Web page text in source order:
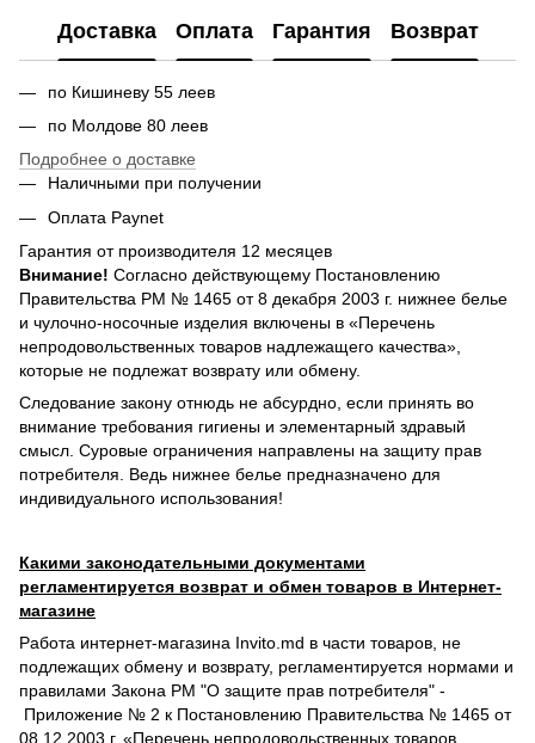
Доставка Оплата Гарантия Возврат
по Кишиневу 55 леев
по Молдове 80 леев
Подробнее о доставке
Наличными при получении
Оплата Paynet
Гарантия от производителя 12 месяцев
Внимание! Согласно действующему Постановлению
Правительства РМ № 1465 от 8 декабря 2003 г. нижнее белье
и чулочно-носочные изделия включены в «Перечень
непродовольственных товаров надлежащего качества»,
которые не подлежат возврату или обмену.
Следование закону отнюдь не абсурдно, если принять во
внимание требования гигиены и элементарный здравый
смысл. Суровые ограничения направлены на защиту прав
потребителя. Ведь нижнее белье предназначено для
индивидуального использования!
Какими законодательными документами
регламентируется возврат и обмен товаров в Интернет-
магазине
Работа интернет-магазина Invito.md в части товаров, не
подлежащих обмену и возврату, регламентируется нормами и
правилами Закона РМ "О защите прав потребителя" -
Приложение № 2 к Постановлению Правительства № 1465 от
08.12.2003 г. «Перечень непродовольственных товаров